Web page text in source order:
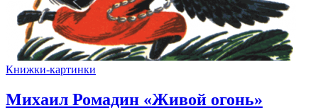
Книжки-картинки
Михаил Ромадин «Живой огонь»